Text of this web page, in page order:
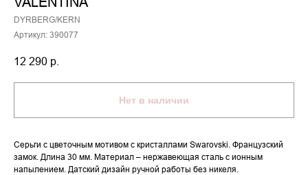
DYRBERG/KERN
Артикул: 390077
12 290 р.
Нет в наличии
Серьги с цветочным мотивом с кристаллами Swarovski. Французский
замок. Длина 30 мм. Материал – нержавеющая сталь с ионным
напылением. Датский дизайн ручной работы без никеля.